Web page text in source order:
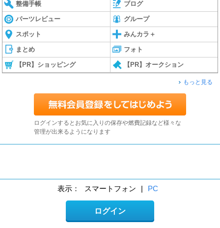
整備手帳 ブログ
パーツレビュー グループ
スポット みんカラ＋
まとめ フォト
【PR】ショッピング 【PR】オークション
もっと見る
ログインするとお気に入りの保存や燃費記録など様々な
管理が出来るようになります
表示： スマートフォン | PC
ログイン